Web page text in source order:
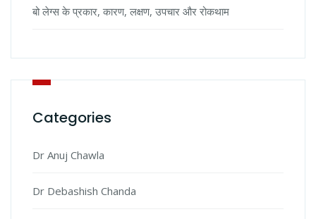
बो लेग्स के प्रकार, कारण, लक्षण, उपचार और रोकथाम
Categories
Dr Anuj Chawla
Dr Debashish Chanda